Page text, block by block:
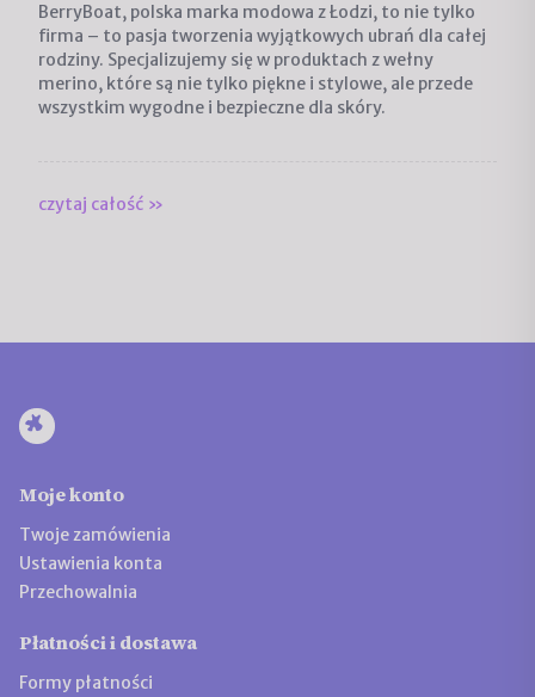
BerryBoat, polska marka modowa z Łodzi, to nie tylko
firma – to pasja tworzenia wyjątkowych ubrań dla całej
rodziny. Specjalizujemy się w produktach z wełny
merino, które są nie tylko piękne i stylowe, ale przede
wszystkim wygodne i bezpieczne dla skóry.
czytaj całość »
Moje konto
Twoje zamówienia
Ustawienia konta
Przechowalnia
Płatności i dostawa
Formy płatności